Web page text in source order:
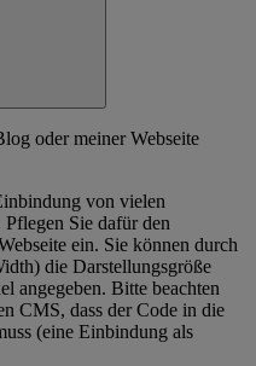
oder meiner Webseite
von vielen
Sie dafür den
ein. Sie können durch
die Darstellungsgröße
angegeben. Bitte beachten
CMS, dass der Code in die
(eine Einbindung als